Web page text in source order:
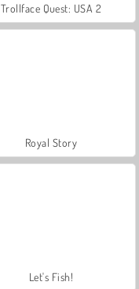
Trollface Quest: USA 2
Royal Story
Let's Fish!